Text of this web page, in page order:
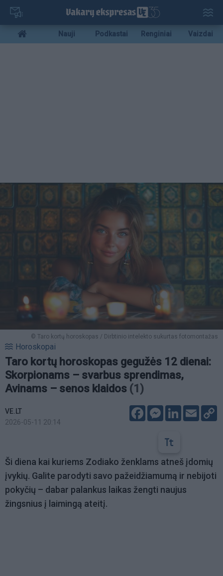
Pereiti
pagrindinį
turinį
Mobile
menu
Nauji Podkastai Renginiai Vaizdai
© Taro kortų horoskopas / Dirbtinio intelekto sukurtas fotomontažas
Horoskopai
Taro kortų horoskopas gegužės 12 dienai:
Skorpionams – svarbus sprendimas,
Avinams – senos klaidos (1)
VE.LT
2026-05-11 20:14
FacebookMessenger
LinkedIn
Email
Ši diena kai kuriems Zodiako ženklams atneš įdomių
įvykių. Galite parodyti savo pažeidžiamumą ir nebijoti
pokyčių – dabar palankus laikas žengti naujus
žingsnius į laimingą ateitį.